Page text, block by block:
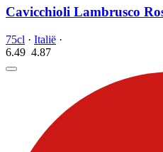
Cavicchioli Lambrusco
75cl · Italië ·
6.49 4.87